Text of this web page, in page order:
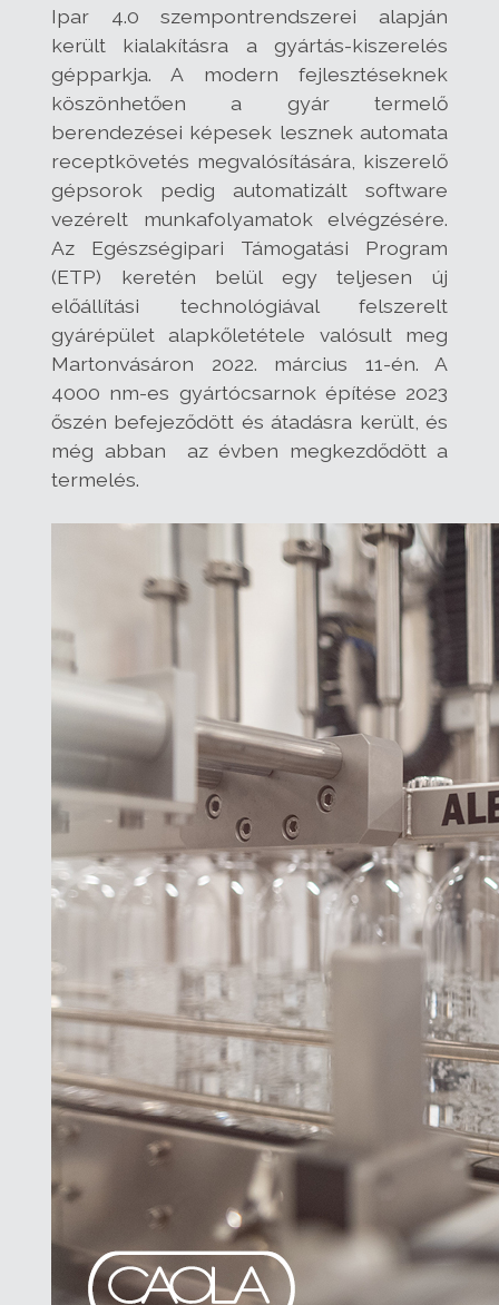
Ipar 4.0 szempontrendszerei alapján
került kialakításra a gyártás-kiszerelés
gépparkja. A modern fejlesztéseknek
köszönhetően a gyár termelő
berendezései képesek lesznek automata
receptkövetés megvalósítására, kiszerelő
gépsorok pedig automatizált software
vezérelt munkafolyamatok elvégzésére.
Az Egészségipari Támogatási Program
(ETP) keretén belül egy teljesen új
előállítási technológiával felszerelt
gyárépület alapkőletétele valósult meg
Martonvásáron 2022. március 11-én. A
4000 nm-es gyártócsarnok építése 2023
őszén befejeződött és átadásra került, és
még abban az évben megkezdődött a
termelés.